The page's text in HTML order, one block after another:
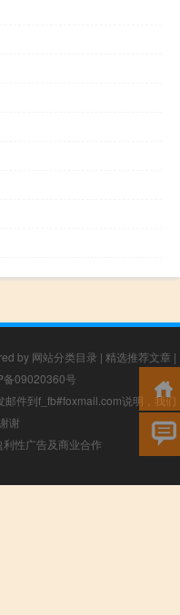
by 网站分类目录 | 精选推荐文章 |
备09020360号
件到f_fb#foxmail.com说明，我们
谢
性广告及商业合作